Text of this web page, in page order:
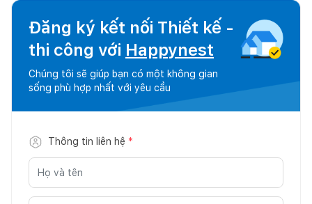
Đăng ký kết nối Thiết kế -
thi công với Happynest
Chúng tôi sẽ giúp bạn có một không gian
sống phù hợp nhất với yêu cầu
Thông tin liên hệ *